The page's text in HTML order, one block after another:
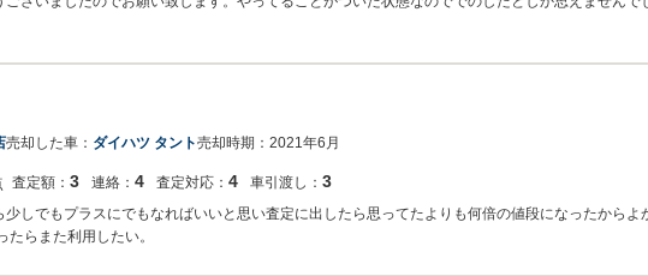
売却した車： ダイハツ タント売却時期： 2021年6月
査定額： 3 連絡： 4 査定対応： 4 車引渡し： 3
しでもプラスにでもなればいいと思い査定に出したら思ってたよりも何倍の値段になったから
らまた利用したい。